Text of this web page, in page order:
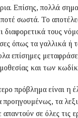
Επίσης, πολλά
σωστά. Το
διαφορετικά τους
όπως τα γαλλικά ή
επίσημες
και των
πρόβλημα είναι η
προηγουμένως, τα
σε όλες τις